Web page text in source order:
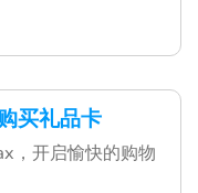
买礼品卡
，开启愉快的购物